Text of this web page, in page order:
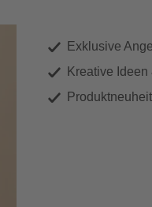
Exklusive
Kreative